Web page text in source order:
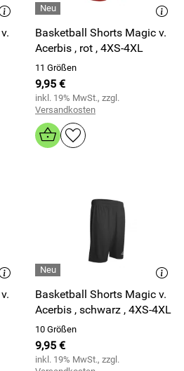
Basketball Shorts Magic v.
Acerbis , rot , 4XS-4XL
11 Größen
9,95 €
inkl. 19% MwSt., zzgl.
Versandkosten
Basketball Shorts Magic v.
Acerbis , schwarz , 4XS-4XL
10 Größen
9,95 €
inkl. 19% MwSt., zzgl.